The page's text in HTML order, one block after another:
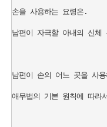
손을 사용하는 요령은.
남편이 자극할 아내의 신
남편이 손의 어느 곳을 사
애무법의 기본 원칙에 따라